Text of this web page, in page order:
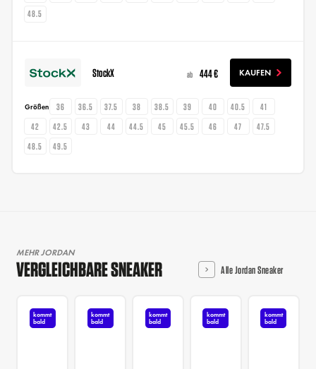
48.5
StockX ab 444 € KAUFEN
Größen 36 36.5 37.5 38 38.5 39 40 40.5
41
42
42.5 43 44 44.5 45 45.5 46 47
47.5
48.5
49.5
MEHR JORDAN
VERGLEICHBARE SNEAKER Alle Jordan Sneaker
kommt
bald
kommt
bald
kommt
bald
kommt
bald
kommt
bald